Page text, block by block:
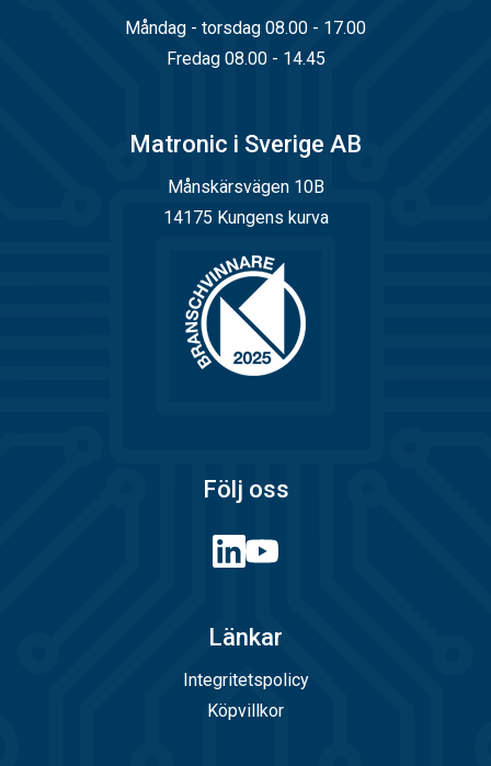
Måndag - torsdag 08.00 - 17.00
Fredag 08.00 - 14.45
Matronic i Sverige AB
Månskärsvägen 10B
14175 Kungens kurva
Följ oss
Länkar
Integritetspolicy
Köpvillkor